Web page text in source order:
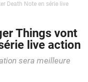
Death Note en série live
Things vont
live action
sera meilleure